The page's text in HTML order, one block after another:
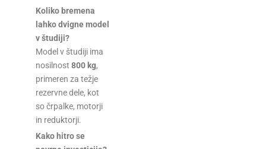
Koliko bremena
lahko dvigne model
v študiji?
Model v študiji ima
nosilnost 800 kg,
primeren za težje
rezervne dele, kot
so črpalke, motorji
in reduktorji.
Kako hitro se